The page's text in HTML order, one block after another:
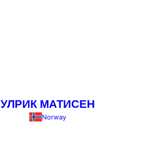
УЛРИК МАТИСЕН
Norway